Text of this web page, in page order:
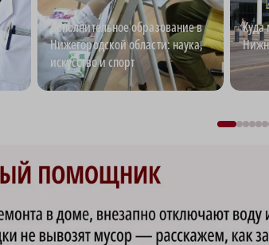
Дополнительное образование в
Нижегородской области: наука,
искусство и спорт
Куда